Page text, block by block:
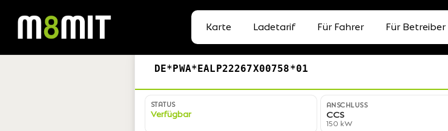
Karte Ladetarif Für Fahrer Für Betreiber
DE*PWA*EALP22267X00758*01
STATUS
Verfügbar
ANSCHLUSS
CCS
150 kW